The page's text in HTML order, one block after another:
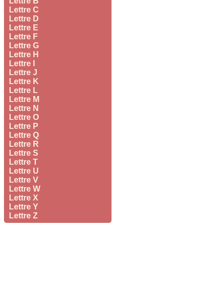
Lettre C
Lettre D
Lettre E
Lettre F
Lettre G
Lettre H
Lettre I
Lettre J
Lettre K
Lettre L
Lettre M
Lettre N
Lettre O
Lettre P
Lettre Q
Lettre R
Lettre S
Lettre T
Lettre U
Lettre V
Lettre W
Lettre X
Lettre Y
Lettre Z